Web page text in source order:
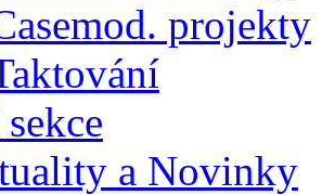
projekty
a Novinky